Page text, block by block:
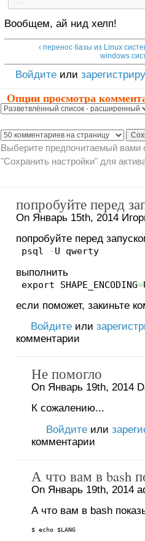
Вообщем, ай нид хелп!
‹ перенос базы из Linux
windows
Войдитеили
Опции просмотра
Выберите предпочитаемый вами
"Сохранить настройки" для
попробуйте перед
On Январь 15th, 2014
попробуйте перед
psql -U qwerty
выполнить
export SHAPE_ENCODING=
если поможет, закиньте
Войдитеили
комментарии
Не помогло
On Январь 19th, 2014
К сожалению...
Войдитеили
комментарии
А что вам в bash
On Январь 19th, 2014
А что вам в bash
$ echo $LANG